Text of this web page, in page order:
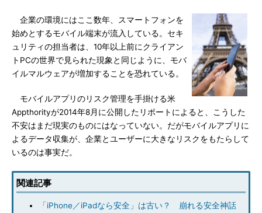
企業の環境にはここ数年、スマートフォンを
始めとするモバイル端末が流入している。セキ
ュリティの担当者は、10年以上前にクライアン
トPCの世界で見られた現象と同じように、モバ
イルマルウェアが増加することを恐れている。
モバイルアプリのリスク管理を手掛ける米
Appthorityが2014年8月に公開したリポートによると、こうした
不安はまだ現実のものにはなっていない。だがモバイルアプリに
よるデータ収集が、企業とユーザーに大きなリスクをもたらして
いるのは事実だ。
関連記事
「iPhone／iPadなら安全」は古い？ 崩れる安全神話